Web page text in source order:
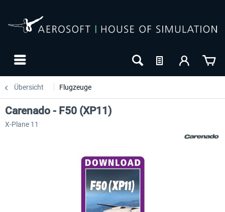
Übersicht Flugzeuge
Carenado - F50 (XP11)
X-Plane 11